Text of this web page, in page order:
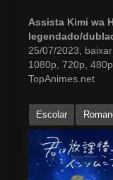
Assista Kimi wa
legendado/
25/07/2023,
1080p, 720p,
TopAnimes.net
Escolar